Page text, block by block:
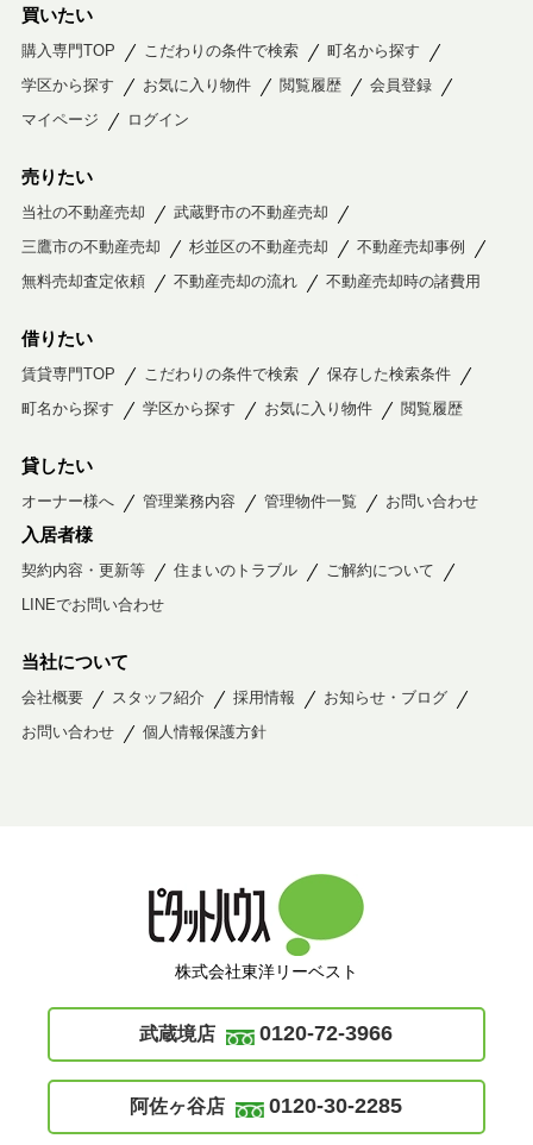
買いたい
購入専門TOP こだわりの条件で検索
町名から探す
学区から探す
お気に入り物件 閲覧履歴
会員登録
マイページ
ログイン
売りたい
当社の不動産売却
武蔵野市の不動産売却
三鷹市の不動産売却
杉並区の不動産売却
不動産売却事例
無料売却査定依頼
不動産売却の流れ 不動産売却時の諸費用
借りたい
賃貸専門TOP こだわりの条件で検索
保存した検索条件
町名から探す
学区から探す お気に入り物件 閲覧履歴
貸したい
オーナー様へ 管理業務内容 管理物件一覧 お問い合わせ
入居者様
契約内容・更新等 住まいのトラブル
ご解約について
LINEでお問い合わせ
当社について
会社概要 スタッフ紹介 採用情報
お知らせ・ブログ
お問い合わせ
個人情報保護方針
株式会社東洋リーベスト
武蔵境店 0120-72-3966
阿佐ヶ谷店 0120-30-2285